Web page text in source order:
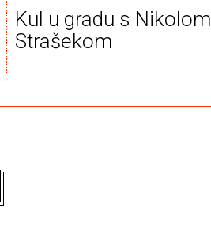
Kul u gradu s Nikolom
Strašekom